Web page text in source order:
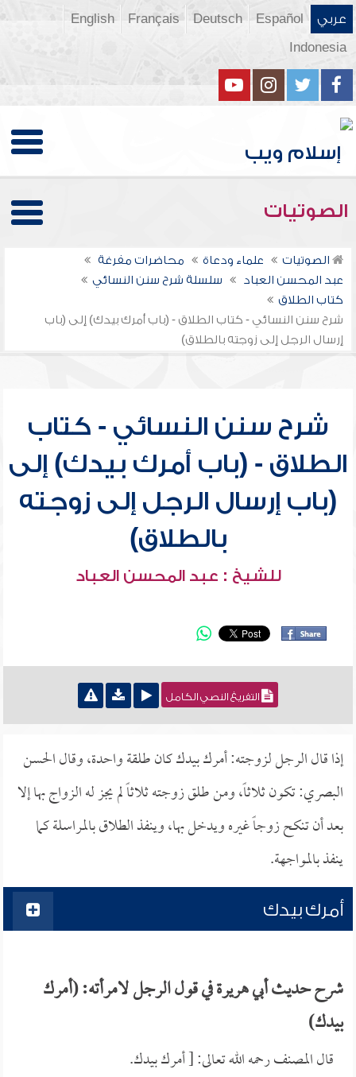
عربي Español
Deutsch
Français
English
Indonesia
الصوتيات
الصوتيات علماء ودعاة
محاضرات مفرغة
عبد المحسن العباد
سلسلة شرح سنن النسائي
كتاب الطلاق
شرح سنن النسائي - كتاب الطلاق - (باب أمرك بيدك) إلى (باب
إرسال الرجل إلى زوجته بالطلاق)
شرح سنن النسائي - كتاب
الطلاق - (باب أمرك بيدك) إلى
(باب إرسال الرجل إلى زوجته
بالطلاق)
للشيخ : عبد المحسن العباد
التفريغ النصي الكامل
إذا قال الرجل لزوجته: أمرك بيدك كان طلقة واحدة، وقال الحسن
البصري: تكون ثلاثاً، ومن طلق زوجته ثلاثاً لم يجز له الزواج بها إلا
بعد أن تنكح زوجاً غيره ويدخل بها، وينفذ الطلاق بالمراسلة كما
ينفذ بالمواجهة.
أمرك بيدك
شرح حديث أبي هريرة في قول الرجل لامرأته: (أمرك
بيدك)
قال المصنف رحمه الله تعالى: [ أمرك بيدك.